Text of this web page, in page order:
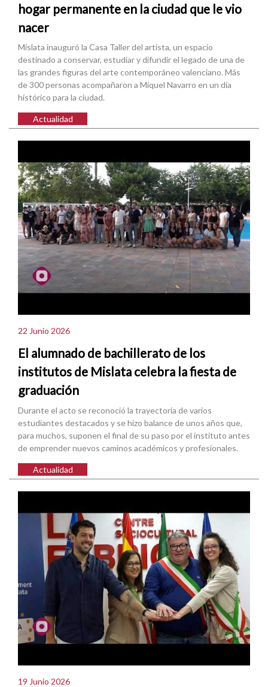
hogar permanente en la ciudad que le vio
nacer
Mislata inauguró la Casa Taller del artista, un espacio
destinado a conservar, estudiar y difundir el legado de una de
las grandes figuras del arte contemporáneo valenciano. Más
de 300 personas acompañaron a Miquel Navarro en un día
histórico para la ciudad.
Actualidad
22 Junio 2026
El alumnado de bachillerato de los
institutos de Mislata celebra la fiesta de
graduación
Durante el acto se reconoció la trayectoria de varios
estudiantes destacados y se hizo balance de unos años que,
para muchos, suponen el final de su paso por el instituto antes
de emprender nuevos caminos académicos y profesionales.
Actualidad
19 Junio 2026